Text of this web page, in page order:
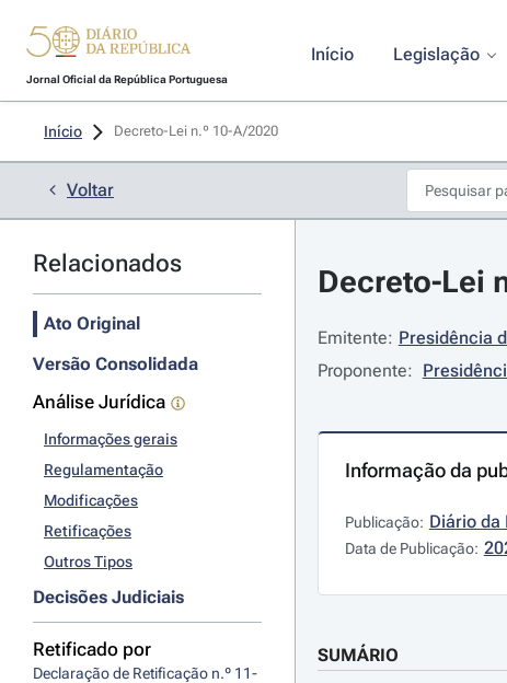
Jornal Oficial da República Portuguesa
Início Legislação
Início Decreto-Lei n.º 10-A/2020
Voltar
Relacionados
Ato Original
Versão Consolidada
Análise Jurídica
Informações gerais
Regulamentação
Modificações
Retificações
Outros Tipos
Decisões Judiciais
Retificado por
Declaração de Retificação n.º 11-
Decreto-Lei
Emitente: Presidência
Proponente:
Informação da
Publicação: Diário da
Data de Publicação:
SUMÁRIO